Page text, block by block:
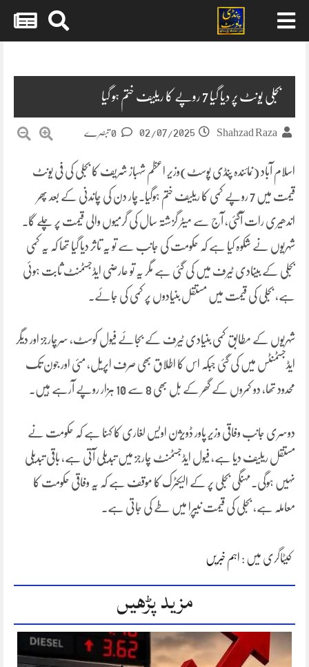
بجلی یونٹ پر دیا گیا 7 روپے کا ریلیف ختم ہو گیا
Shahzad Raza
02/07/2025
اسلام آباد (نمائندہ پنڈی پوسٹ)وزیر اعظم شہباز شریف کا بجلی کی فی یونٹ
قیمت میں 7 روپے کمی کا ریلیف ختم ہوگیا۔چار دن کی چاندنی کے بعد پھر
اندھیری رات آگئی، آج سے میٹر گزشتہ سال کی گرمیوں والی قیمت پر چلے گا۔
شہریوں نے شکوہ کیا ہے کہ حکومت کی جانب سے تو یہ تاثر دیا گیا تھا کہ یہ کمی
بجلی کے بینادی ٹیرف میں کی گئی ہے مگر یہ تو عارضی ایڈجسٹمنٹ ثابت ہوئی
ہے، بجلی کی قیمت میں مستقل بنیادوں پر کمی کی جائے۔
شہریوں کے مطابق کمی بنیادی ٹیرف کے بجائے فیول کوسٹ، سرچارجز اور دیگر
ایڈجسٹمنٹس میں کی گئی جبکہ اس کا اطلاق بھی صرف اپریل، مئی اور جون تک
محدود تھا، دو کمروں کے گھر کے بل بھی 8 سے 10 ہزار روپے آرہے ہیں۔
دوسری جانب وفاقی وزیر پاور ڈویژن اویس لغاری کا کہنا ہے کہ حکومت نے
مستقل ریلیف دیا ہے، فیول ایڈجسٹمنٹ چارجز میں تبدیلی آتی ہے، باقی تبدیلی
نہیں ہوگی۔مہنگی بجلی پر کے الیکٹرک کا موقف ہے کہ یہ وفاقی حکومت کا
معاملہ ہے، بجلی کی قیمت نیپرا میں طے کی جاتی ہے۔
کیٹاگری میں : اہم خبریں
مزید پڑھیں